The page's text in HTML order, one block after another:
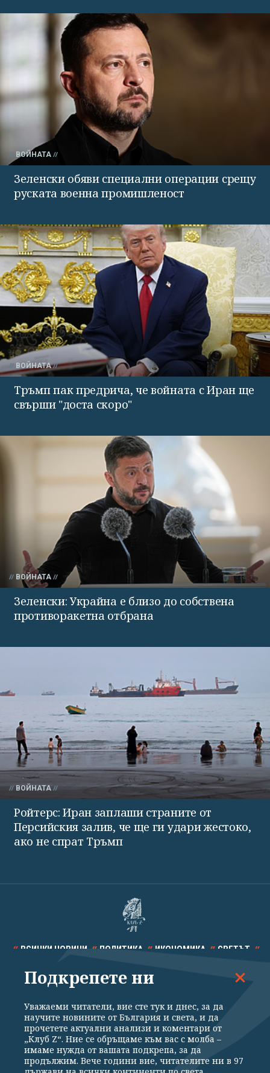
ВОЙНАТА
Зеленски обяви специални операции срещу
руската военна промишленост
ВОЙНАТА
Тръмп пак предрича, че войната с Иран ще
свърши "доста скоро"
ВОЙНАТА
Зеленски: Украйна е близо до собствена
противоракетна отбрана
ВОЙНАТА
Ройтерс: Иран заплаши страните от
Персийския залив, че ще ги удари жестоко,
ако не спрат Тръмп
ВСИЧКИ НОВИНИ ПОЛИТИКА ИКОНОМИКА СВЕТЪТ
СПОРТ КУЛТУРА ТЕХНОЛОГИИ КАЛЕЙДОСКОП
Общи условия Политика за поверителност
Подкрепете ни
Уважаеми читатели, вие сте тук и днес, за да
научите новините от България и света, и да
прочетете актуални анализи и коментари от
„Клуб Z“. Ние се обръщаме към вас с молба –
имаме нужда от вашата подкрепа, за да
продължим. Вече години вие, читателите ни в 97